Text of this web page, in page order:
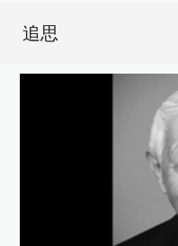
追思